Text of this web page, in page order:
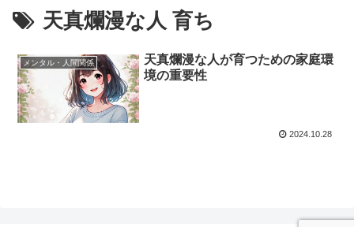
天真爛漫な人 育ち
メンタル・人間関係
天真爛漫な人が育つための家庭環
境の重要性
2024.10.28